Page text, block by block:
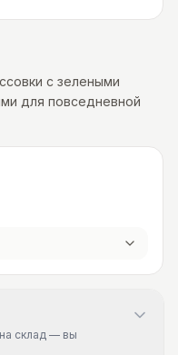
с зелеными
для повседневной
склад — вы